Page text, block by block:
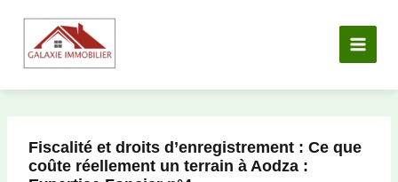
contenu
Fiscalité et droits d’enregistrement : Ce que
coûte réellement un terrain à Aodza :